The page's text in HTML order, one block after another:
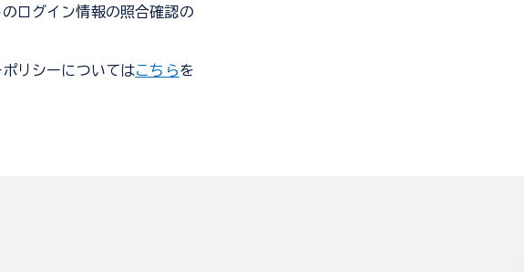
ログイン情報の照合確認の
リシーについてはこちらを